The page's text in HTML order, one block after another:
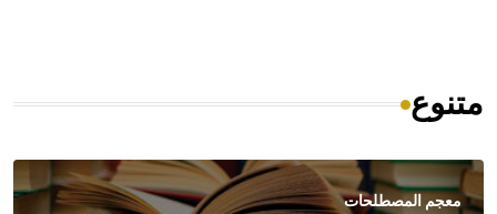
متنوع
معجم المصطلحات